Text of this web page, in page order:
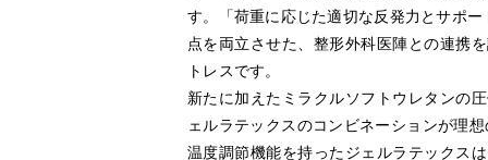
す。「荷重に応じた適切な反発力とサポ
点を両立させた、整形外科医陣との連携
トレスです。
新たに加えたミラクルソフトウレタンの
ェルラテックスのコンビネーションが理
温度調節機能を持ったジェルラテックス